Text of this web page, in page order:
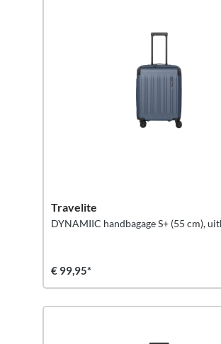
Travelite
DYNAMIIC handbagage S+ (55 cm),
€ 99,95*